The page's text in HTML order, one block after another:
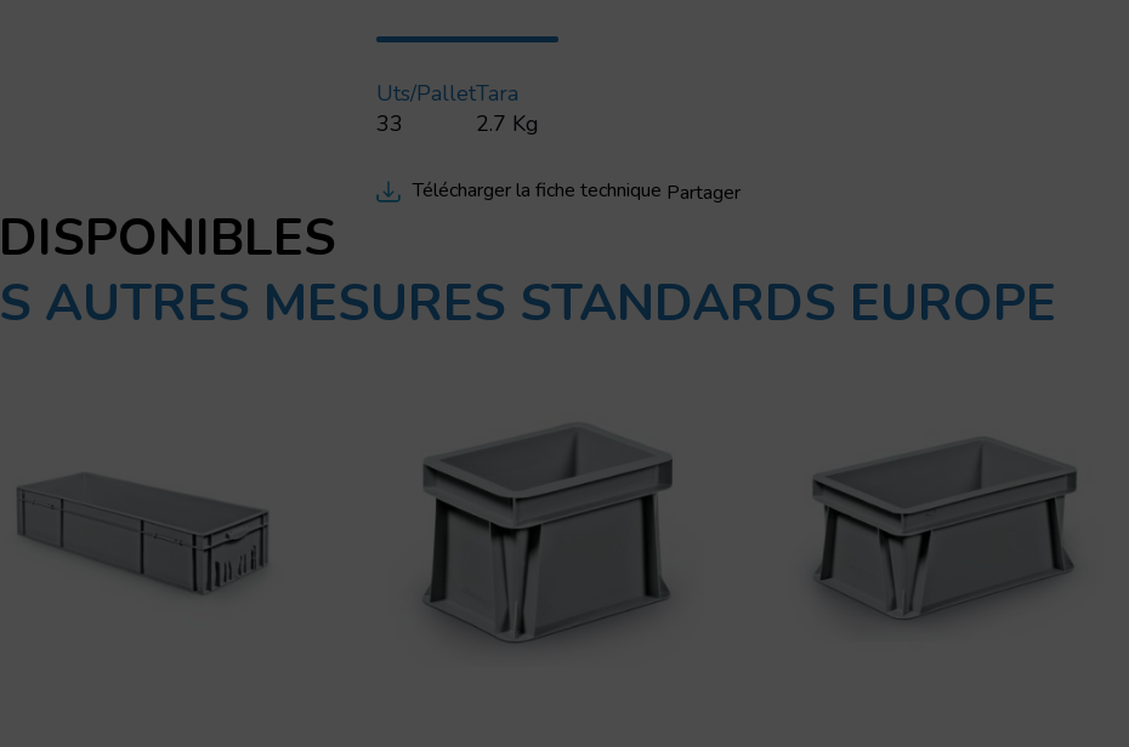
Uts/pallet
33
Tara
2.7 Kg
Télécharger la fiche technique Partager
AUTRES MESURES STANDARDS EUROPE